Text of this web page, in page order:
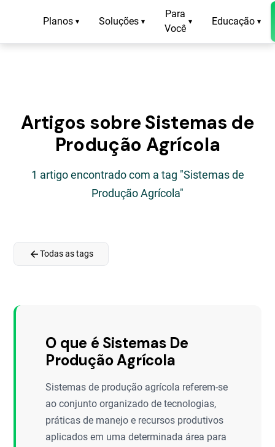
Planos ▾ Soluções ▾
Para
Você
▾ Educação ▾
Artigos sobre Sistemas de
Produção Agrícola
1 artigo encontrado com a tag "Sistemas de
Produção Agrícola"
arrow_backTodas as tags
O que é Sistemas De
Produção Agrícola
Sistemas de produção agrícola referem-se
ao conjunto organizado de tecnologias,
práticas de manejo e recursos produtivos
aplicados em uma determinada área para